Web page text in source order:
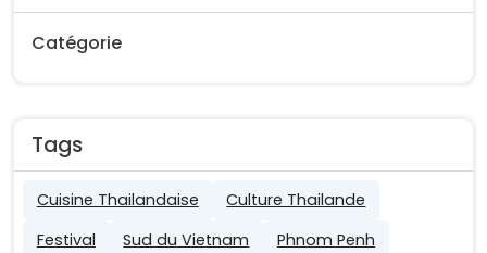
Catégorie
Tags
Cuisine Thailandaise
Culture Thailande
Festival
Sud du Vietnam
Phnom Penh